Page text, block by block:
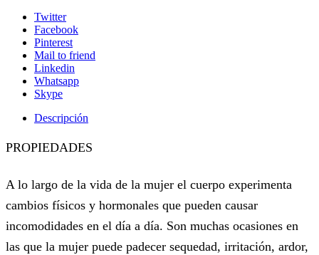
Twitter
Facebook
Pinterest
Mail to friend
Linkedin
Whatsapp
Skype
Descripción
PROPIEDADES
A lo largo de la vida de la mujer el cuerpo experimenta
cambios físicos y hormonales que pueden causar
incomodidades en el día a día. Son muchas ocasiones en
las que la mujer puede padecer sequedad, irritación, ardor,